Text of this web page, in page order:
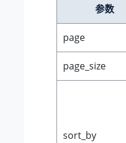
参数
page
page_size
sort_by